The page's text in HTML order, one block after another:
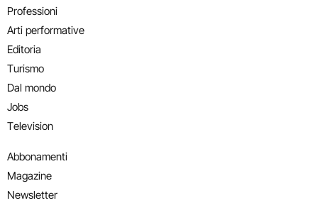
Professioni
Arti performative
Editoria
Turismo
Dal mondo
Jobs
Television
Abbonamenti
Magazine
Newsletter